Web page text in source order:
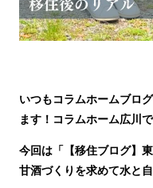
いつもコラムホームブロ
ます！コラムホーム広川で
今回は「【移住ブログ】
甘酒づくりを求めて水と